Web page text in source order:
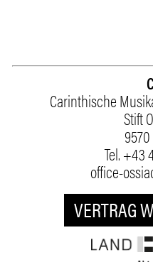
Carinthische
Stift
Tel.+43
office-
VERTRAG